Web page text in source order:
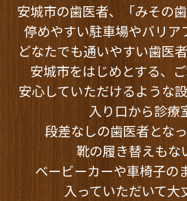
安城市の歯医者、「みその
停めやすい駐車場やバリア
どなたでも通いやすい歯医
安城市をはじめとする、
安心していただけるような
入り口から診療
段差なしの歯医者とな
靴の履き替えもな
ベービーカーや車椅子の
入っていただいて大